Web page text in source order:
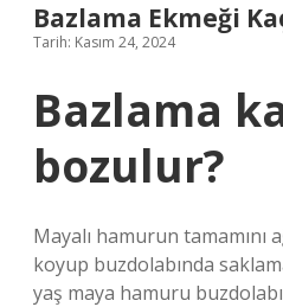
Bazlama Ekmeği
Tarih: Kasım 24, 2024
Bazlama
bozulur?
Mayalı hamurun tamamını
koyup buzdolabında
yaş maya hamuru